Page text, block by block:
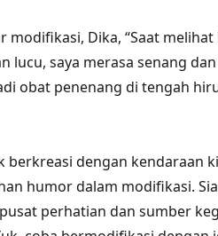
Dika, “Saat
lucu, saya merasa senang
obat penenang di tengah
berkreasi dengan kendaraan
humor dalam modifikasi.
perhatian dan sumber